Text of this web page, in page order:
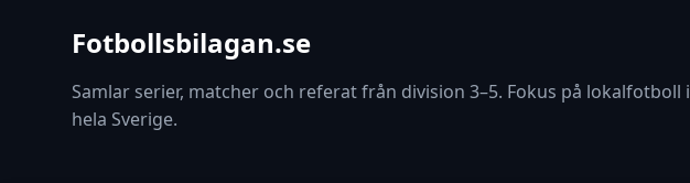
Fotbollsbilagan.se
Samlar serier, matcher och referat från division 3–5. Fokus på lokalfotboll i
hela Sverige.